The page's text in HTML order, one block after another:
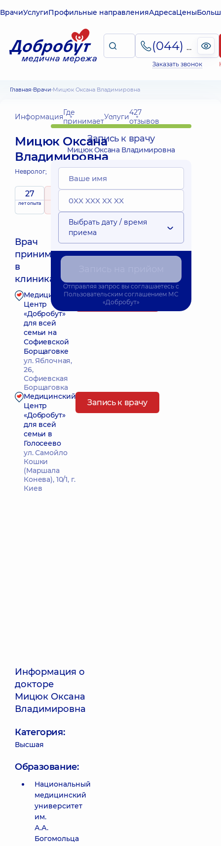
ВрачиУслугиПрофильные направленияАдресаЦены
(044) 495-2-888
Заказать звонок
Главная Врачи Мицюк Оксана Владимировна
ИнформацияГде
принимаетУслуги427
отзывов
Мицюк Оксана
Владимировна
Невролог;
27
лет опыта рейтингна основе
Врач
принимает
в
клиниках:
Ближайшее время приема: Завтра о 08:45
Медицинский
Центр
«Добробут»
для всей
семьи на
Софиевской
Борщаговке
ул. Яблочная,
26,
Софиевская
Борщаговка
Запись к врачу
Медицинский
Центр
«Добробут»
для всей
семьи в
Голосеево
ул. Самойло
Кошки
(Маршала
Конева), 10/1, г.
Киев
Запись к врачу
Информация о
докторе
Мицюк Оксана
Владимировна
Категория:
Высшая
Образование:
Национальный
медицинский
университет
им.
А.А.
Богомольца
Запись к врачу
Мицюк Оксана Владимировна
Выбрать дату / время
приема
Отправляя запрос вы соглашаетесь с
Пользовательским соглашением МС
«Добробут»